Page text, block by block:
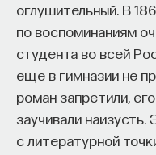
оглушительный. В
по воспоминаниям
студента во всей
еще в гимназии не
роман запретили,
заучивали
с литературной
«Тема кажется
движемся к ним — и
работать. Но в
намного сложнее.
во временном
проявиться через